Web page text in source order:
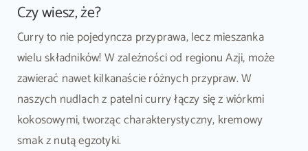
Czy wiesz, że?
Curry to nie pojedyncza przyprawa, lecz mieszanka
wielu składników! W zależności od regionu Azji, może
zawierać nawet kilkanaście różnych przypraw. W
naszych nudlach z patelni curry łączy się z wiórkmi
kokosowymi, tworząc charakterystyczny, kremowy
smak z nutą egzotyki.